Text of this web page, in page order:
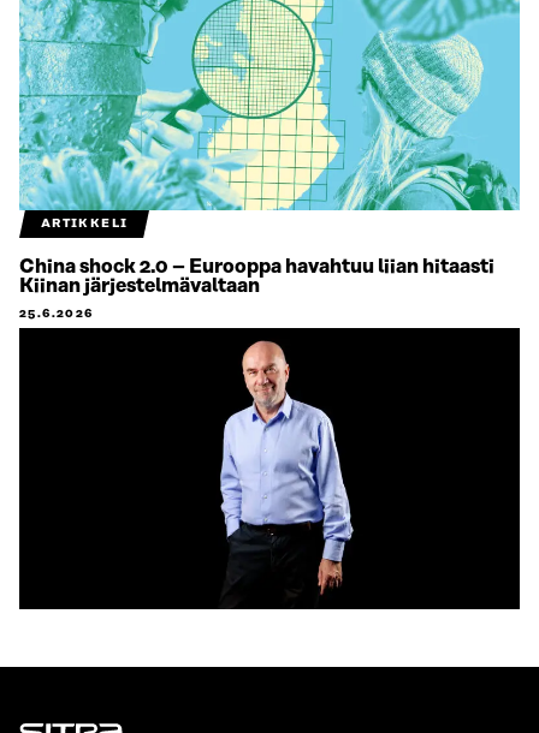
ARTIKKELI
China shock 2.0 – Eurooppa havahtuu liian hitaasti
Kiinan järjestelmävaltaan
25.6.2026